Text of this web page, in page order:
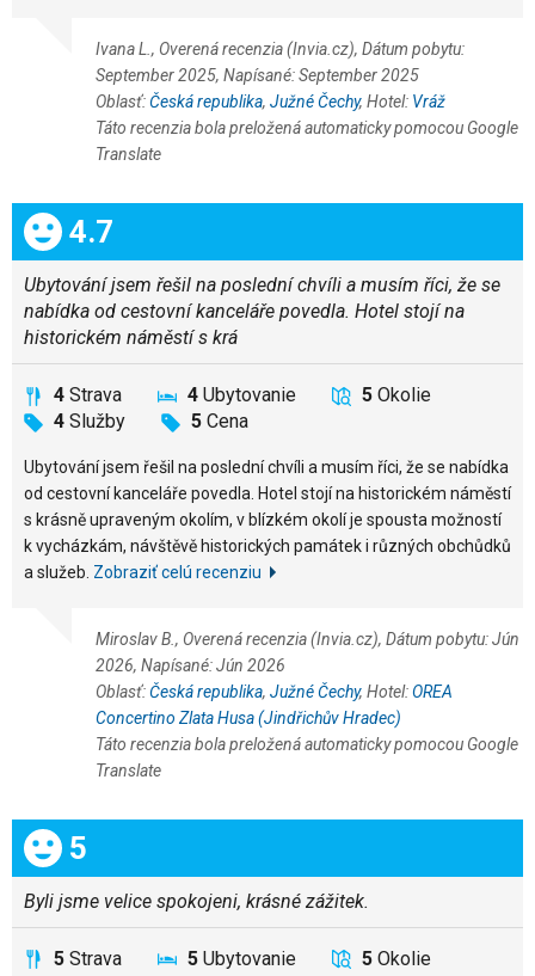
Ivana L., Overená recenzia (Invia.cz), Dátum pobytu:
September 2025, Napísané: September 2025
Oblasť:Česká republika, Južné Čechy, Hotel: Vráž
Táto recenzia bola preložená automaticky pomocou Google
Translate
Celkom:
4.7
Ubytování jsem řešil na poslední chvíli a musím říci, že se
nabídka od cestovní kanceláře povedla. Hotel stojí na
historickém náměstí s krá
4 Strava 4 Ubytovanie 5 Okolie
4 Služby 5 Cena
Ubytování jsem řešil na poslední chvíli a musím říci, že se nabídka
od cestovní kanceláře povedla. Hotel stojí na historickém náměstí
s krásně upraveným okolím, v blízkém okolí je spousta možností
k vycházkám, návštěvě historických památek i různých obchůdků
a služeb. Zobraziť celú recenziu
Miroslav B., Overená recenzia (Invia.cz), Dátum pobytu: Jún
2026, Napísané: Jún 2026
Oblasť:Česká republika, Južné Čechy, Hotel:OREA
Concertino Zlata Husa (Jindřichův Hradec)
Táto recenzia bola preložená automaticky pomocou Google
Translate
Celkom:
5
Byli jsme velice spokojeni, krásné zážitek.
5 Strava 5 Ubytovanie 5 Okolie